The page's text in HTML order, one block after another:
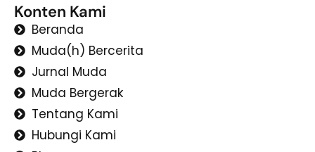
Konten Kami
Beranda
Muda(h) Bercerita
Jurnal Muda
Muda Bergerak
Tentang Kami
Hubungi Kami